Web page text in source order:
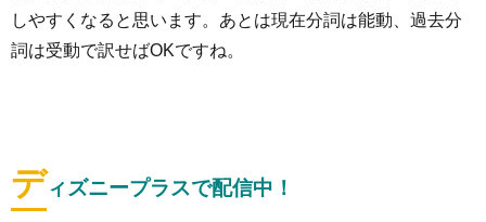
しやすくなると思います。あとは現在分詞は能動、過去分
詞は受動で訳せばOKですね。
ディズニープラスで配信中！